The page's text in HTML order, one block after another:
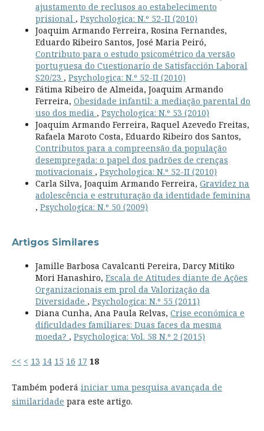
ajustamento de reclusos ao estabelecimento
prisional , Psychologica: N.º 52-II (2010)
Joaquim Armando Ferreira, Rosina Fernandes,
Eduardo Ribeiro Santos, José Maria Peiró,
Contributo para o estudo psicométrico da versão
portuguesa do Cuestionario de Satisfacción Laboral
S20/23 , Psychologica: N.º 52-II (2010)
Fátima Ribeiro de Almeida, Joaquim Armando
Ferreira, Obesidade infantil: a mediação parental do
uso dos media , Psychologica: N.º 53 (2010)
Joaquim Armando Ferreira, Raquel Azevedo Freitas,
Rafaela Maroto Costa, Eduardo Ribeiro dos Santos,
Contributos para a compreensão da população
desempregada: o papel dos padrões de crenças
motivacionais , Psychologica: N.º 52-II (2010)
Carla Silva, Joaquim Armando Ferreira, Gravidez na
adolescência e estruturação da identidade feminina
, Psychologica: N.º 50 (2009)
Artigos Similares
Jamille Barbosa Cavalcanti Pereira, Darcy Mitiko
Mori Hanashiro, Escala de Atitudes diante de Ações
Organizacionais em prol da Valorização da
Diversidade , Psychologica: N.º 55 (2011)
Diana Cunha, Ana Paula Relvas, Crise económica e
dificuldades familiares: Duas faces da mesma
moeda? , Psychologica: Vol. 58 N.º 2 (2015)
<< < 13 14 15 16 17 18
Também poderá iniciar uma pesquisa avançada de
similaridade para este artigo.